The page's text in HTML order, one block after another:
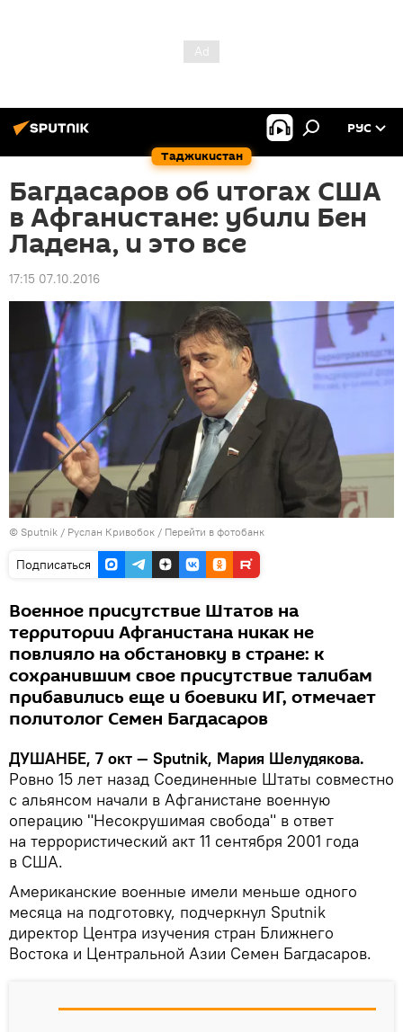
Таджикистан
РУС
Багдасаров об итогах США
в Афганистане: убили Бен
Ладена, и это все
17:15 07.10.2016
© Sputnik / Руслан Кривобок / Перейти в фотобанк
Подписаться
Военное присутствие Штатов на
территории Афганистана никак не
повлияло на обстановку в стране: к
сохранившим свое присутствие талибам
прибавились еще и боевики ИГ, отмечает
политолог Семен Багдасаров
ДУШАНБЕ, 7 окт — Sputnik, Мария Шелудякова.
Ровно 15 лет назад Соединенные Штаты совместно
с альянсом начали в Афганистане военную
операцию "Несокрушимая свобода" в ответ
на террористический акт 11 сентября 2001 года
в США.
Американские военные имели меньше одного
месяца на подготовку, подчеркнул Sputnik
директор Центра изучения стран Ближнего
Востока и Центральной Азии Семен Багдасаров.